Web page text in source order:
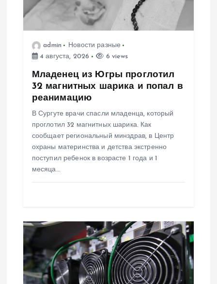
о
admin
Новости разные
4 августа, 2026
6 views
Младенец из Югры проглотил
32 магнитных шарика и попал в
реанимацию
В Сургуте врачи спасли младенца, который
проглотил 32 магнитных шарика. Как
сообщает региональный минздрав, в Центр
охраны материнства и детства экстренно
поступил ребенок в возрасте 1 года и 1
месяца…